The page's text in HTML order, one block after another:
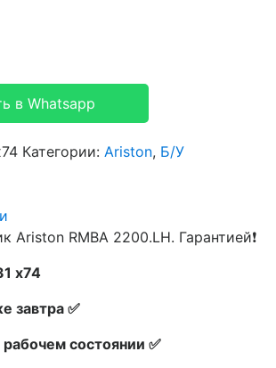
в Whatsapp
Категории: Ariston, Б/У
Ariston RMBA 2200.LH. Гарантией❗
x74
завтра ✅
состоянии ✅